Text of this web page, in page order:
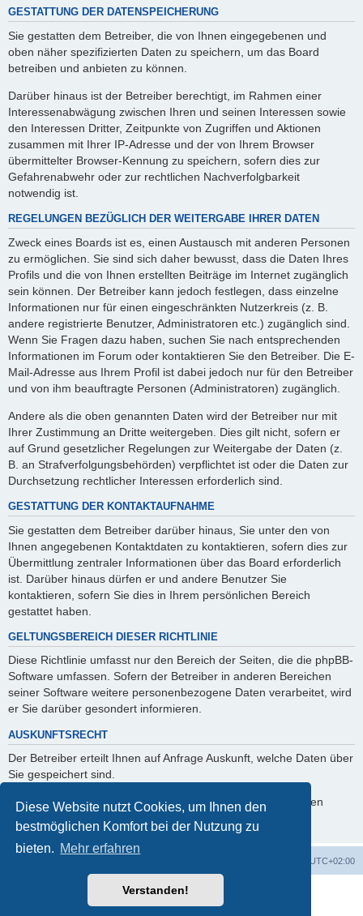
Diese Website nutzt Cookies, um Ihnen den
bestmöglichen Komfort bei der Nutzung zu
bieten. Mehr erfahren
Verstanden!
GESTATTUNG DER DATENSPEICHERUNG
Sie gestatten dem Betreiber, die von Ihnen eingegebenen und
oben näher spezifizierten Daten zu speichern, um das Board
betreiben und anbieten zu können.
Darüber hinaus ist der Betreiber berechtigt, im Rahmen einer
Interessenabwägung zwischen Ihren und seinen Interessen sowie
den Interessen Dritter, Zeitpunkte von Zugriffen und Aktionen
zusammen mit Ihrer IP-Adresse und der von Ihrem Browser
übermittelter Browser-Kennung zu speichern, sofern dies zur
Gefahrenabwehr oder zur rechtlichen Nachverfolgbarkeit
notwendig ist.
REGELUNGEN BEZÜGLICH DER WEITERGABE IHRER DATEN
Zweck eines Boards ist es, einen Austausch mit anderen Personen
zu ermöglichen. Sie sind sich daher bewusst, dass die Daten Ihres
Profils und die von Ihnen erstellten Beiträge im Internet zugänglich
sein können. Der Betreiber kann jedoch festlegen, dass einzelne
Informationen nur für einen eingeschränkten Nutzerkreis (z. B.
andere registrierte Benutzer, Administratoren etc.) zugänglich sind.
Wenn Sie Fragen dazu haben, suchen Sie nach entsprechenden
Informationen im Forum oder kontaktieren Sie den Betreiber. Die E-
Mail-Adresse aus Ihrem Profil ist dabei jedoch nur für den Betreiber
und von ihm beauftragte Personen (Administratoren) zugänglich.
Andere als die oben genannten Daten wird der Betreiber nur mit
Ihrer Zustimmung an Dritte weitergeben. Dies gilt nicht, sofern er
auf Grund gesetzlicher Regelungen zur Weitergabe der Daten (z.
B. an Strafverfolgungsbehörden) verpflichtet ist oder die Daten zur
Durchsetzung rechtlicher Interessen erforderlich sind.
GESTATTUNG DER KONTAKTAUFNAHME
Sie gestatten dem Betreiber darüber hinaus, Sie unter den von
Ihnen angegebenen Kontaktdaten zu kontaktieren, sofern dies zur
Übermittlung zentraler Informationen über das Board erforderlich
ist. Darüber hinaus dürfen er und andere Benutzer Sie
kontaktieren, sofern Sie dies in Ihrem persönlichen Bereich
gestattet haben.
GELTUNGSBEREICH DIESER RICHTLINIE
Diese Richtlinie umfasst nur den Bereich der Seiten, die die phpBB-
Software umfassen. Sofern der Betreiber in anderen Bereichen
seiner Software weitere personenbezogene Daten verarbeitet, wird
er Sie darüber gesondert informieren.
AUSKUNFTSRECHT
Der Betreiber erteilt Ihnen auf Anfrage Auskunft, welche Daten über
Sie gespeichert sind.
Sie können jederzeit die Löschung bzw. Sperrung Ihrer Daten
verlangen. Kontaktieren Sie hierzu bitte den Betreiber.
UTC+02:00
Powered byphpBB® Forum Software © phpBB Limited
phpBB.de